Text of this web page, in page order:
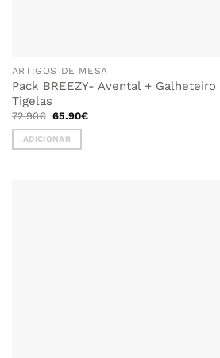
ARTIGOS DE MESA
Pack BREEZY- Avental + Galheteiro
Tigelas
72.90€ O
preço
original
era:
72.90€.
65.90€O
ADICIONAR